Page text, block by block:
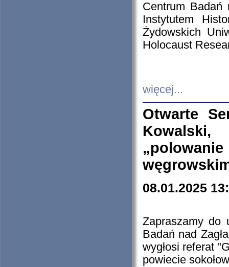
Centrum Badań
Instytutem
Żydowskich
Holocaust
więcej...
Otwarte
08.01.2025
Zapraszamy do
Badań nad
wygłosi referat
powiecie